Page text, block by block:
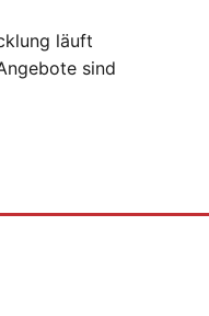
läuft
sind